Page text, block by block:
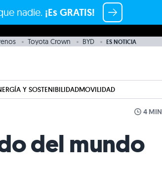
nadie. ¡Es GRATIS!
Toyota Crown BYD ES NOTICIA
Y SOSTENIBILIDADMOVILIDAD
4 MIN
del mundo